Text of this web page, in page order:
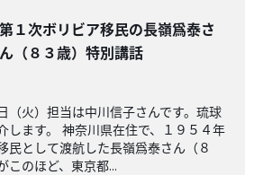
第１次ボリビア移民の長嶺爲泰さ
ん（８３歳）特別講話
（火）担当は中川信子さんです。琉球
します。 神奈川県在住で、１９５４年
民として渡航した長嶺爲泰さん（８
このほど、東京都...